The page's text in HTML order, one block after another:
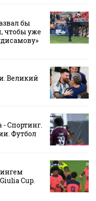
бы
чтобы уже
Великий
- Спортинг.
Футбол
Cup.